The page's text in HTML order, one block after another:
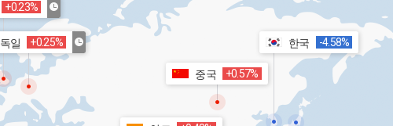
+0.23%
독일 +0.25% 한국 -4.58%
중국 +0.57%